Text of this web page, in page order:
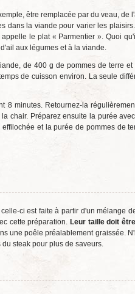
être remplacée par du veau, de
dans la viande pour varier les
le plat « Parmentier ». Quoi
aux légumes et à la viande.
de 400 g de pommes de terre
de cuisson environ. La seule
8 minutes. Retournez-la
chair. Préparez ensuite la purée
et la purée de pommes de
ci est faite à partir d'un mélange
cette préparation. Leur taille doit
une poêle préalablement graissée.
steak pour plus de saveurs.